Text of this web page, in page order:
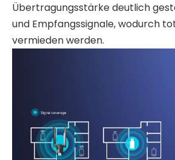
Übertragungsstärke deutlich
und Empfangssignale, wodurch
vermieden werden.